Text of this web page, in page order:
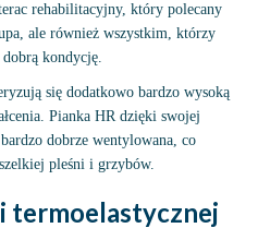
rehabilitacyjny, który polecany
ale również wszystkim, którzy
kondycję.
się dodatkowo bardzo wysoką
Pianka HR dzięki swojej
dobrze wentylowana, co
pleśni i grzybów.
termoelastycznej